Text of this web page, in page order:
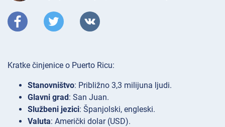
Kratke činjenice o Puerto Ricu:
Stanovništvo: Približno 3,3 milijuna ljudi.
Glavni grad: San Juan.
Službeni jezici: Španjolski, engleski.
Valuta: Američki dolar (USD).